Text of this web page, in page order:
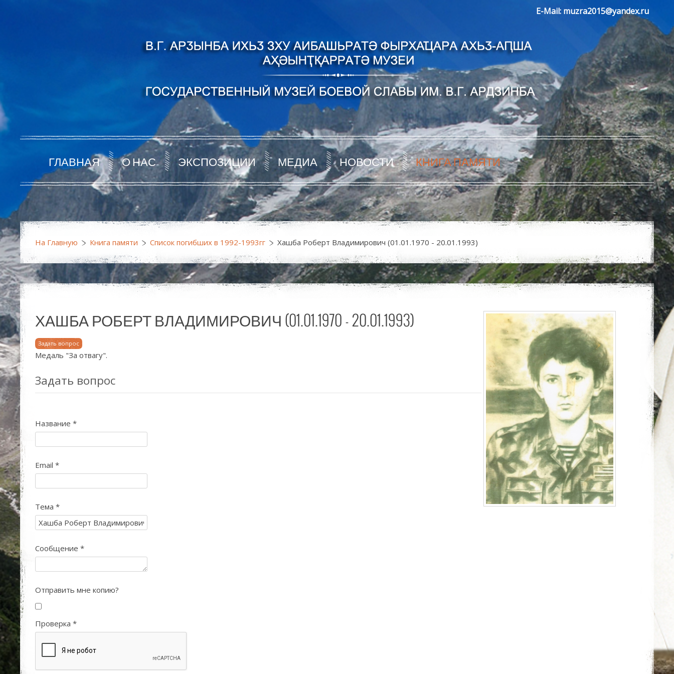
E-Mail: muzra2015@yandex.ru
ГЛАВНАЯ О НАС ЭКСПОЗИЦИИ МЕДИА НОВОСТИ КНИГА ПАМЯТИ
На Главную Книга памяти Список погибших в 1992-1993гг Хашба Роберт Владимирович (01.01.1970 - 20.01.1993)
ХАШБА РОБЕРТ ВЛАДИМИРОВИЧ (01.01.1970 - 20.01.1993)
Задать вопрос
Медаль "За отвагу".
Задать вопрос
Название *
Email *
Тема *
Сообщение *
Отправить мне копию?
Проверка *